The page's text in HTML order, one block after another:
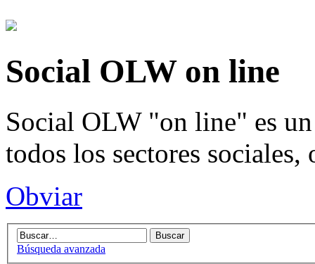
Social OLW on line
Social OLW "on line" es
todos los sectores sociales,
Obviar
Búsqueda avanzada